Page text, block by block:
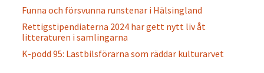
Funna och försvunna runstenar i Hälsingland
Rettigstipendiaterna 2024 har gett nytt liv åt
litteraturen i samlingarna
K-podd 95: Lastbilsförarna som räddar kulturarvet